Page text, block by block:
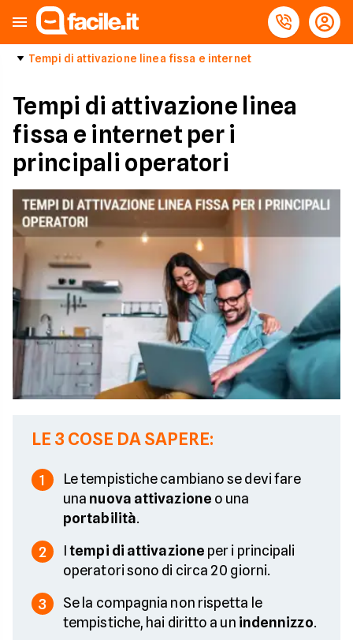
Tempi di attivazione linea fissa e internet
Tempi di attivazione linea
fissa e internet per i
principali operatori
LE 3 COSE DA SAPERE:
1
Le tempistiche cambiano se devi fare
una nuova attivazione o una
portabilità.
2 Itempi di attivazione per i principali
operatori sono di circa 20 giorni.
3
Se la compagnia non rispetta le
tempistiche, hai diritto a un indennizzo.